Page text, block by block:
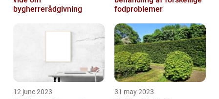
bygherrerådgivning
fodproblemer
12 june 2023 31 may 2023